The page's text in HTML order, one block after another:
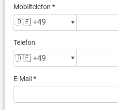
Mobiltelefon *
Telefon
E-Mail *